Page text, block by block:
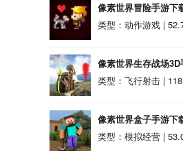
像素世界冒险手游下
类型：动作游戏 |
像素世界生存战场
类型：飞行射击 |
像素世界盒子手游下
类型：模拟经营 |